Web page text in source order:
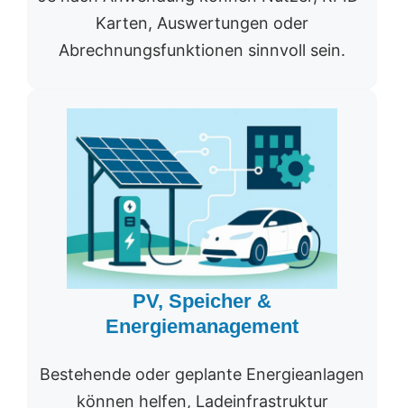
Karten, Auswertungen oder
Abrechnungsfunktionen sinnvoll sein.
PV, Speicher &
Energiemanagement
Bestehende oder geplante Energieanlagen
können helfen, Ladeinfrastruktur